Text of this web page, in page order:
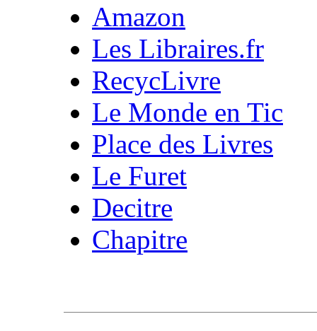
Amazon
Les Libraires.fr
RecycLivre
Le Monde en Tic
Place des Livres
Le Furet
Decitre
Chapitre